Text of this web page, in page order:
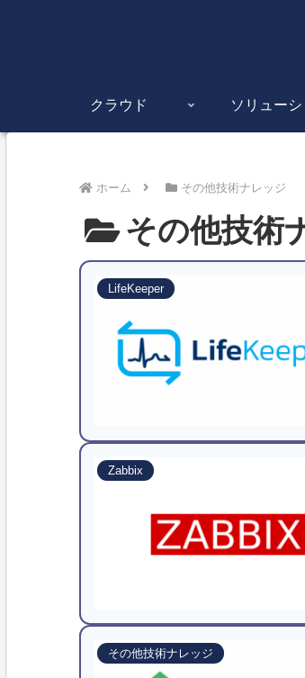
クラウド ソリュー
ホーム その他技術ナレッジ
その他技術
LifeKeeper
Zabbix
その他技術ナレッジ